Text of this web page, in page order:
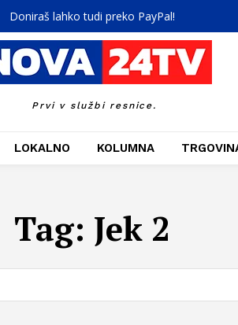
Doniraš lahko tudi preko PayPal!
Prvi v službi resnice.
LOKALNO KOLUMNA
Tag: Jek 2